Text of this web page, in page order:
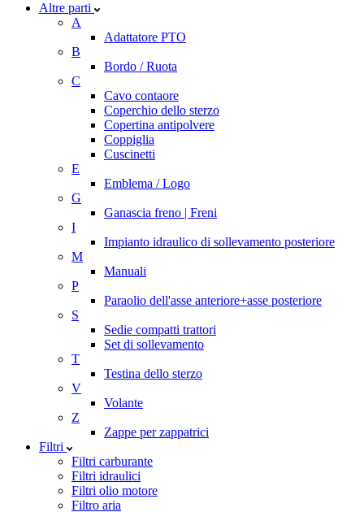
Altre parti
A
Adattatore PTO
B
Bordo / Ruota
C
Cavo contaore
Coperchio dello sterzo
Copertina antipolvere
Coppiglia
Cuscinetti
E
Emblema / Logo
G
Ganascia freno | Freni
I
Impianto idraulico di sollevamento posteriore
M
Manuali
P
Paraolio dell'asse anteriore+asse posteriore
S
Sedie compatti trattori
Set di sollevamento
T
Testina dello sterzo
V
Volante
Z
Zappe per zappatrici
Filtri
Filtri carburante
Filtri idraulici
Filtri olio motore
Filtro aria